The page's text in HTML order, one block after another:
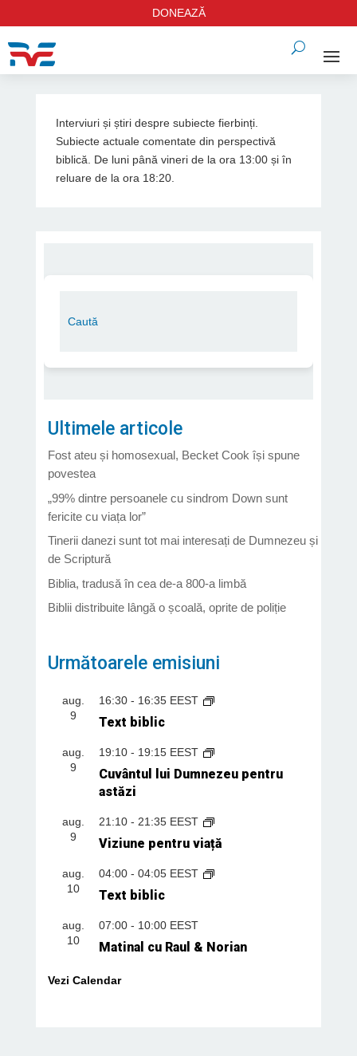
DONEAZĂ
Interviuri și știri despre subiecte fierbinți.
Subiecte actuale comentate din perspectivă
biblică. De luni până vineri de la ora 13:00 și în
reluare de la ora 18:20.
Ultimele articole
Fost ateu și homosexual, Becket Cook își spune
povestea
„99% dintre persoanele cu sindrom Down sunt
fericite cu viața lor”
Tinerii danezi sunt tot mai interesați de Dumnezeu și
de Scriptură
Biblia, tradusă în cea de-a 800-a limbă
Biblii distribuite lângă o școală, oprite de poliție
Următoarele emisiuni
aug.
9
16:30- 16:35 EEST
Text biblic
aug.
9
19:10- 19:15 EEST
Cuvântul lui Dumnezeu pentru
astăzi
aug.
9
21:10- 21:35 EEST
Viziune pentru viață
aug.
10
04:00- 04:05 EEST
Text biblic
aug.
10
07:00- 10:00 EEST
Matinal cu Raul & Norian
Vezi Calendar